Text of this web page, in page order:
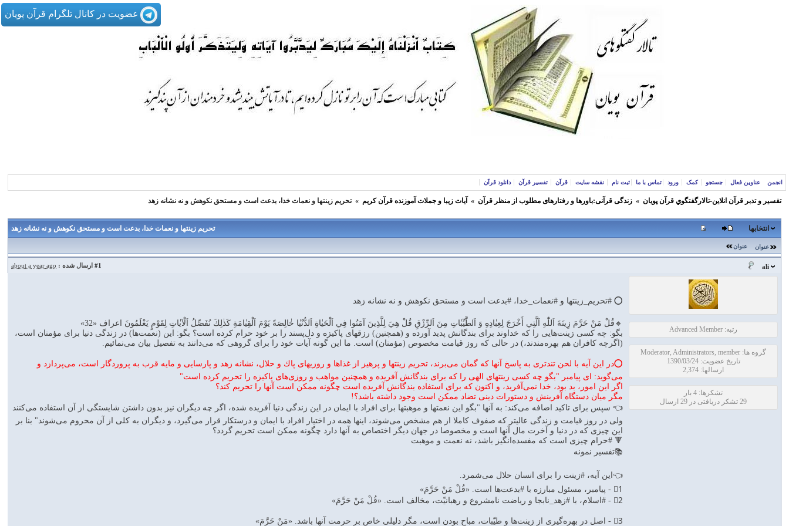
عضویت در کانال تلگرام قرآن پویان
انجمن عناوین فعال جستجو کمک ورود تماس با ما ثبت نام نقشه سایت قرآن تفسیر قرآن دانلود قرآن
تفسير و‌ تدبر قرآن انلاين-تالارگفتگوي قرآن پویان » زندگی قرآنی:باورها و رفتارهای مطلوب از منظر قرآن » آيات زیبا و جملات آموزنده قرآن كريم » تحریم زینتها و نعمات خدا، بدعت است و مستحق نکوهش و نه نشانه زهد
تحریم زینتها و نعمات خدا، بدعت است و مستحق نکوهش و نه نشانه زهد انتخابها
عنوان عنوان
ali
#1 ارسال شده : about a year ago
رتبه: Advanced Member
گروه ها: Moderator, Administrators, member
تاریخ عضویت: 1390/03/24
ارسالها: 2,374
تشکرها: 4 بار
29 تشکر دریافتی در 29 ارسال
⭕️ #تحریم_زینتها و #نعمات_خدا، #بدعت است و مستحق نکوهش و نه نشانه زهد
🔸قُلْ مَنْ حَرَّمَ زِينَةَ اَللّٰهِ اَلَّتِي أَخْرَجَ لِعِبٰادِهِ وَ اَلطَّيِّبٰاتِ مِنَ اَلرِّزْقِ قُلْ هِيَ لِلَّذِينَ آمَنُوا فِي اَلْحَيٰاةِ اَلدُّنْيٰا خٰالِصَةً يَوْمَ اَلْقِيٰامَةِ كَذٰلِكَ نُفَصِّلُ اَلْآيٰاتِ لِقَوْمٍ يَعْلَمُونَ اعراف «32»
بگو: چه كسى زينت‌هايى را كه خداوند براى بندگانش پديد آورده و (همچنين) رزقهاى پاكيزه و دل‌پسند را بر خود حرام كرده است‌؟ بگو: اين (نعمت‌ها) در زندگى دنيا براى مؤمنان است،
(اگرچه كافران هم بهره‌مندند،) در حالى كه روز قيامت مخصوص (مؤمنان) است. ما اين گونه آيات خود را براى گروهى كه مى‌دانند به تفصيل بيان مى‌نمائيم.
⭕️در این آيه با لحن تندترى به پاسخ آنها كه گمان مى‌برند، تحريم زينتها و پرهيز از غذاها و روزيهاى پاك و حلال، نشانه زهد و پارسايى و مايه قرب به پروردگار است، مى‌پردازد و
مى‌گويد: اى پيامبر "بگو چه كسى زينتهاى الهى را كه براى بندگانش آفريده و همچنين مواهب و روزى‌هاى پاكيزه را تحريم كرده است"
اگر اين امور، بد بود، خدا نمى‌آفريد، و اكنون كه براى استفاده بندگانش آفريده است چگونه ممكن است آنها را تحريم كند؟
مگر ميان دستگاه آفرينش و دستورات دينى تضاد ممكن است وجود داشته باشد؟!
👈 سپس براى تاكيد اضافه مى‌كند: به آنها "بگو اين نعمتها و موهبتها براى افراد با ايمان در اين زندگى دنيا آفريده شده، اگر چه ديگران نيز بدون داشتن شايستگى از آن استفاده مى‌كنند
ولى در روز قيامت و زندگى عاليتر كه صفوف كاملا از هم مشخص مى‌شوند، اينها همه در اختيار افراد با ايمان و درستكار قرار مى‌گيرد، و ديگران به كلى از آن محروم مى‌شوند" بنا بر
اين چيزى كه در دنيا و آخرت مال آنها است و مخصوصا در جهان ديگر اختصاص به آنها دارد چگونه ممكن است تحريم گردد؟
🔻 #حرام چيزى است كه مفسده‌انگيز باشد، نه نعمت و موهبت
📚تفسیر نمونه
👈اين آيه، #زينت را براى انسان حلال مى‌شمرد.
1⃣ - پيامبر، مسئول مبارزه با #بدعت‌ها است. «قُلْ مَنْ حَرَّمَ‌»
2⃣ - #اسلام، با #زهد_نابجا و رياضت نامشروع و رهبانيّت، مخالف است. «قُلْ مَنْ حَرَّمَ‌»
3⃣ - اصل در بهره‌گيرى از زينت‌ها و طيّبات، مباح بودن است، مگر دليلى خاص بر حرمت آنها باشد. «مَنْ حَرَّمَ‌»